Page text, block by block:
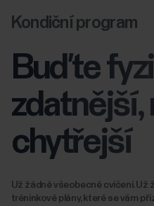
Kondiční program
Buďte
zdatnější,
chytřejší
Už žádné všeobecné cvičení. Už
tréninkové plány, které se vám